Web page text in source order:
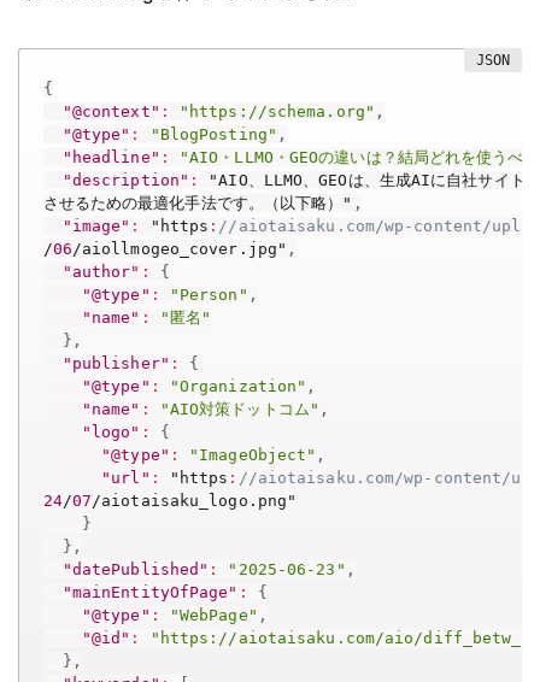
{
"@context" : "https://schema.org" ,
"@type" : "BlogPosting" ,
"headline" :
"AIO・LLMO・GEOの違いは？結局どれを使うべ
"description" :
"AIO、LLMO、GEOは、生成AIに自社サイト
させるための最適化手法です。（以下略）" ,
"image" : "https : //aiotaisaku.com/wp-content/
/06 /aiollmogeo_cover.jpg" ,
"author" :
{
"@type" : "Person" ,
"name" :
"匿名"
} ,
"publisher" :
{
"@type" : "Organization" ,
"name" : "AIO対策ドットコム" ,
"logo" :
{
"@type" : "ImageObject" ,
"url" : "https : //aiotaisaku.com/wp-content/
24/07 /aiotaisaku_logo.png"
}
} ,
"datePublished" : "2025-06-23" ,
"mainEntityOfPage" :
{
"@type" : "WebPage" ,
"@id" :
"https://aiotaisaku.com/aio/
} ,